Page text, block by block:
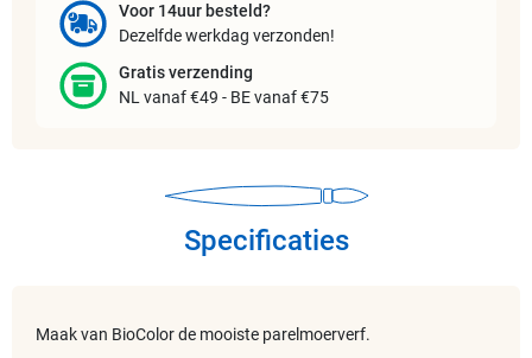
Voor 14uur besteld?
Dezelfde werkdag verzonden!
Gratis verzending
NL vanaf €49 - BE vanaf €75
Specificaties
Maak van BioColor de mooiste parelmoerverf.